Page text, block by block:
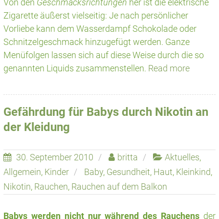
Von den Geschmacksrichtungen her ist die elektrische
Zigarette äußerst vielseitig: Je nach persönlicher
Vorliebe kann dem Wasserdampf Schokolade oder
Schnitzelgeschmack hinzugefügt werden. Ganze
Menüfolgen lassen sich auf diese Weise durch die so
genannten Liquids zusammenstellen. Read more
Gefährdung für Babys durch Nikotin an
der Kleidung
30. September 2010 britta Aktuelles,
Allgemein, Kinder Baby, Gesundheit, Haut, Kleinkind,
Nikotin, Rauchen, Rauchen auf dem Balkon
Babys werden nicht nur während des Rauchens der